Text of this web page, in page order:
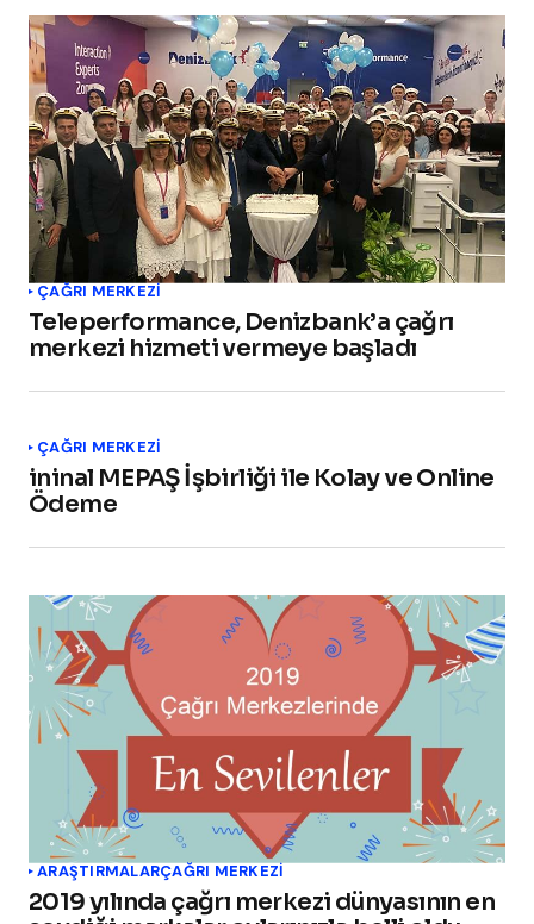
ÇAĞRI MERKEZI
Teleperformance, Denizbank’a çağrı
merkezi hizmeti vermeye başladı
ÇAĞRI MERKEZI
ininal MEPAŞ İşbirliği ile Kolay ve Online
Ödeme
ARAŞTIRMALARÇAĞRI MERKEZI
2019 yılında çağrı merkezi dünyasının en